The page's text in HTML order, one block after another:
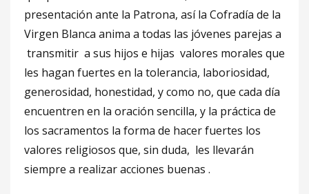
presentación ante la Patrona, así la Cofradía de la
Virgen Blanca anima a todas las jóvenes parejas a
transmitir a sus hijos e hijas valores morales que
les hagan fuertes en la tolerancia, laboriosidad,
generosidad, honestidad, y como no, que cada día
encuentren en la oración sencilla, y la práctica de
los sacramentos la forma de hacer fuertes los
valores religiosos que, sin duda, les llevarán
siempre a realizar acciones buenas .